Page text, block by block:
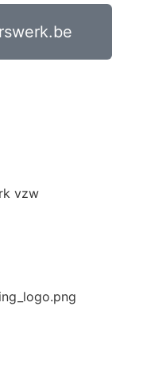
vzw